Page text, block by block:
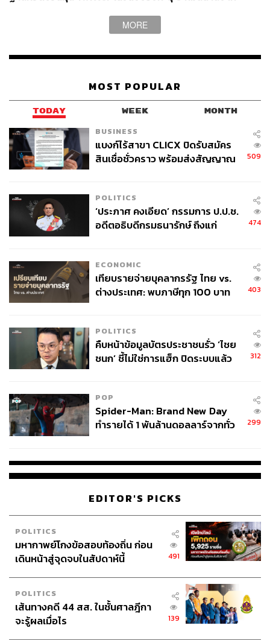
MORE
MOST POPULAR
TODAY WEEK MONTH
BUSINESS
แบงก์ไร้สาขา CLICX ปิดรับสมัคร
สินเชื่อชั่วคราว พร้อมส่งสัญญาณ
509
POLITICS
‘ประภาศ คงเอียด’ กรรมการ ป.ป.ช.
อดีตอธิบดีกรมธนารักษ์ ถึงแก่
474
ECONOMIC
เทียบรายจ่ายบุคลากรรัฐ ไทย vs.
ต่างประเทศ: พบภาษีทุก 100 บาท
403
POLITICS
คืบหน้าข้อมูลบัตรประชาชนรั่ว ‘ไชย
ชนก’ ชี้ไม่ใช่การแฮ็ก ปิดระบบแล้ว
312
POP
Spider-Man: Brand New Day
ทำรายได้ 1 พันล้านดอลลาร์จากทั่ว
299
EDITOR'S PICKS
POLITICS
มหากาพย์โกงข้อสอบท้องถิ่น ก่อน
เดินหน้าสู่จุดจบในสัปดาห์นี้
491
POLITICS
เส้นทางคดี 44 สส. ในชั้นศาลฎีกา
จะรู้ผลเมื่อไร
139